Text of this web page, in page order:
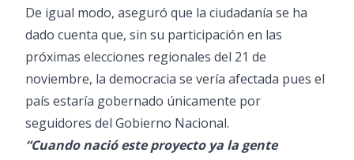
De igual modo, aseguró que la ciudadanía se ha
dado cuenta que, sin su participación en las
próximas elecciones regionales del 21 de
noviembre, la democracia se vería afectada pues el
país estaría gobernado únicamente por
seguidores del Gobierno Nacional.
“Cuando nació este proyecto ya la gente